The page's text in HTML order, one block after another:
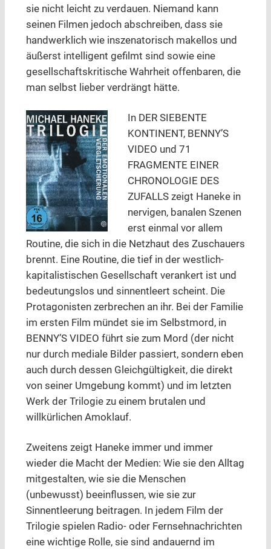
sie nicht leicht zu verdauen. Niemand kann
seinen Filmen jedoch abschreiben, dass sie
handwerklich wie inszenatorisch makellos und
äußerst intelligent gefilmt sind sowie eine
gesellschaftskritische Wahrheit offenbaren, die
man selbst lieber verdrängt hätte.
In DER SIEBENTE
KONTINENT, BENNY’S
VIDEO und 71
FRAGMENTE EINER
CHRONOLOGIE DES
ZUFALLS zeigt Haneke in
nervigen, banalen Szenen
erst einmal vor allem
Routine, die sich in die Netzhaut des Zuschauers
brennt. Eine Routine, die tief in der westlich-
kapitalistischen Gesellschaft verankert ist und
bedeutungslos und sinnentleert scheint. Die
Protagonisten zerbrechen an ihr. Bei der Familie
im ersten Film mündet sie im Selbstmord, in
BENNY’S VIDEO führt sie zum Mord (der nicht
nur durch mediale Bilder passiert, sondern eben
auch durch dessen Gleichgültigkeit, die direkt
von seiner Umgebung kommt) und im letzten
Werk der Trilogie zu einem brutalen und
willkürlichen Amoklauf.
Zweitens zeigt Haneke immer und immer
wieder die Macht der Medien: Wie sie den Alltag
mitgestalten, wie sie die Menschen
(unbewusst) beeinflussen, wie sie zur
Sinnentleerung beitragen. In jedem Film der
Trilogie spielen Radio- oder Fernsehnachrichten
eine wichtige Rolle, sie sind andauernd im